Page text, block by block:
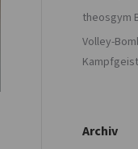
theosgym
Volley-
Archiv